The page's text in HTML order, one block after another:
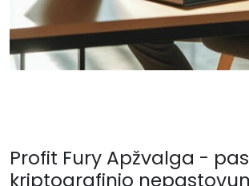
Profit Fury Apžvalga -
kriptografinio